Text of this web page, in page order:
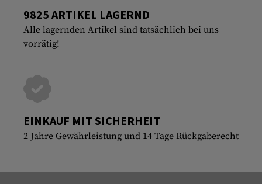
9825 ARTIKEL LAGERND
Alle lagernden Artikel sind tatsächlich bei uns
vorrätig!
EINKAUF MIT SICHERHEIT
2 Jahre Gewährleistung und 14 Tage Rückgaberecht